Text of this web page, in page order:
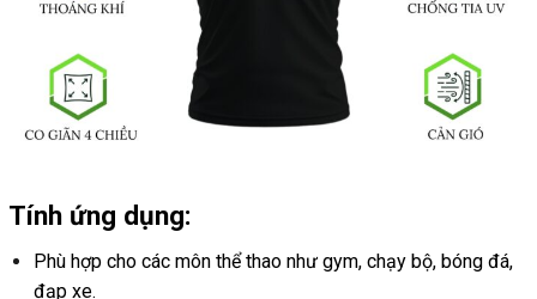
Tính ứng dụng:
Phù hợp cho các môn thể thao như gym, chạy bộ, bóng đá,
đạp xe.